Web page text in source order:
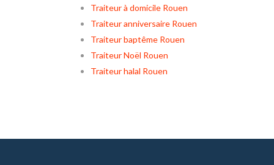
Traiteur à domicile Rouen
Traiteur anniversaire Rouen
Traiteur baptême Rouen
Traiteur Noël Rouen
Traiteur halal Rouen